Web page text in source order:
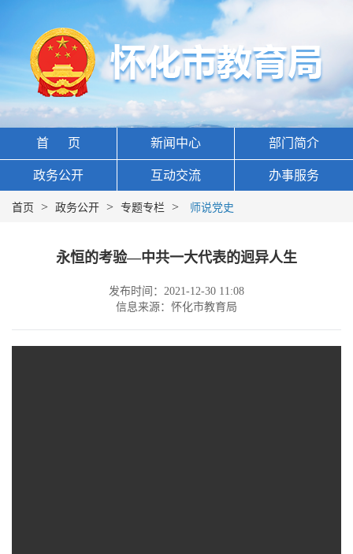
首 页 新闻中心 部门简介
政务公开 互动交流 办事服务
首页 > 政务公开 > 专题专栏 > 师说党史
永恒的考验—中共一大代表的迥异人生
发布时间：2021-12-30 11:08
信息来源：怀化市教育局